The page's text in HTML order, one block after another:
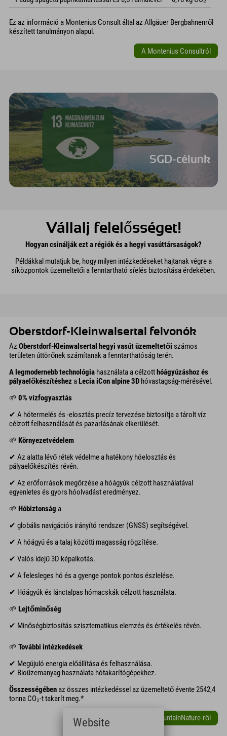
Ez az információ a Montenius Consult által az Allgäuer Bergbahnenről
készített tanulmányon alapul.
A Montenius Consultról
SGD-célunk
Vállalj felelősséget!
Hogyan csinálják ezt a régiók és a hegyi vasúttársaságok?
Példákkal mutatjuk be, hogy milyen intézkedéseket hajtanak végre a
síközpontok üzemeltetői a fenntartható síelés biztosítása érdekében.
Oberstdorf-Kleinwalsertal felvonók
Az Oberstdorf-Kleinwalsertal hegyi vasút üzemeltetői számos
területen úttörőnek számítanak a fenntarthatóság terén.
A legmodernebb technológia használata a célzotthóágyúzáshoz és
pályaelőkészítéshez aLecia iCon alpine 3D hóvastagság-mérésével.
🌱 0% vízfogyasztás
✔ A hótermelés és -elosztás precíz tervezése biztosítja a tárolt víz
célzott felhasználását és pazarlásának elkerülését.
🌱 Környezetvédelem
✔ Az alatta lévő rétek védelme a hatékony hóelosztás és
pályaelőkészítés révén.
✔ Az erőforrások megőrzése a hóágyúk célzott használatával
egyenletes és gyors hóolvadást eredményez.
🌱 Hóbiztonság a
✔ globális navigációs irányító rendszer (GNSS) segítségével.
✔ A hóágyú és a talaj közötti magasság rögzítése.
✔ Valós idejű 3D képalkotás.
✔ A felesleges hó és a gyenge pontok pontos észlelése.
✔ Hóágyúk és lánctalpas hómacskák célzott használata.
🌱 Lejtőminőség
✔ Minőségbiztosítás szisztematikus elemzés és értékelés révén.
🌱 További intézkedések
✔ Megújuló energia előállítása és felhasználása.
✔ Bioüzemanyag használata hótakarítógépekhez.
Összességében az összes intézkedéssel az üzemeltető évente 2542,4
tonna CO₂-t takarít meg.*
További információ a MyMountainNature-ről
Website